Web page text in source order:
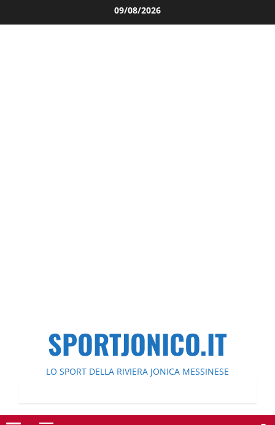
al
09/08/2026
SPORTJONICO.IT
LO SPORT DELLA RIVIERA JONICA MESSINESE